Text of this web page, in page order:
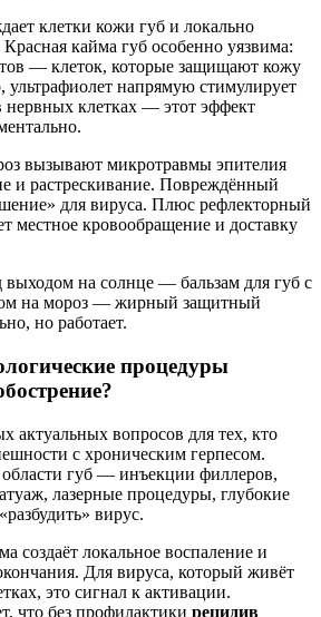
клетки кожи губ и локально
кайма губ особенно уязвима:
— клеток, которые защищают кожу
ультрафиолет напрямую стимулирует
нервных клетках — этот эффект
вызывают микротравмы эпителия
и растрескивание. Повреждённый
для вируса. Плюс рефлекторный
местное кровообращение и доставку
выходом на солнце — бальзам для губ с
на мороз — жирный защитный
но работает.
процедуры
актуальных вопросов для тех, кто
с хроническим герпесом.
губ — инъекции филлеров,
лазерные процедуры, глубокие
вирус.
создаёт локальное воспаление и
Для вируса, который живёт
это сигнал к активации.
что без профилактики рецидив